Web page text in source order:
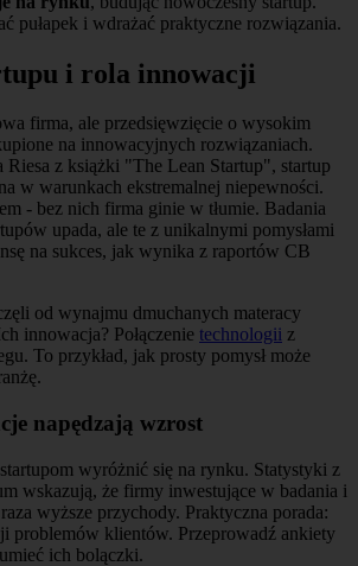
pułapek i wdrażać praktyczne rozwiązania.
i rola innowacji
firma, ale przedsięwzięcie o wysokim
na innowacyjnych rozwiązaniach.
Riesa z książki "The Lean Startup", startup
w warunkach ekstremalnej niepewności.
- bez nich firma ginie w tłumie. Badania
upada, ale te z unikalnymi pomysłami
na sukces, jak wynika z raportów CB
od wynajmu dmuchanych materacy
innowacja? Połączenie technologii z
To przykład, jak prosty pomysł może
napędzają wzrost
wyróżnić się na rynku. Statystyki z
wskazują, że firmy inwestujące w badania i
wyższe przychody. Praktyczna porada:
problemów klientów. Przeprowadź ankiety
ich bolączki.